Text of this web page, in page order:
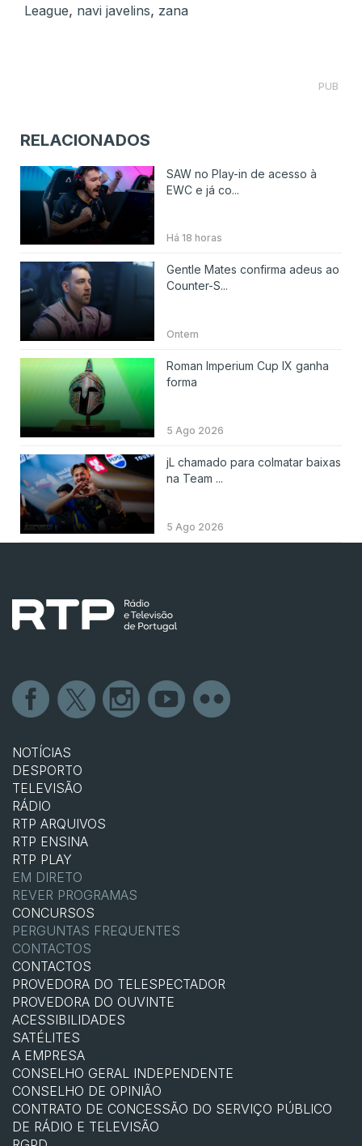
League, navi javelins, zana
PUB
RELACIONADOS
SAW no Play-in de acesso à
EWC e já co...
Há 18 horas
Gentle Mates confirma adeus ao
Counter-S...
Ontem
Roman Imperium Cup IX ganha
forma
5 Ago 2026
jL chamado para colmatar baixas
na Team ...
5 Ago 2026
NOTÍCIAS
DESPORTO
TELEVISÃO
RÁDIO
RTP ARQUIVOS
RTP ENSINA
RTP PLAY
EM DIRETO
REVER PROGRAMAS
CONCURSOS
PERGUNTAS FREQUENTES
CONTACTOS
CONTACTOS
PROVEDORA DO TELESPECTADOR
PROVEDORA DO OUVINTE
ACESSIBILIDADES
SATÉLITES
A EMPRESA
CONSELHO GERAL INDEPENDENTE
CONSELHO DE OPINIÃO
CONTRATO DE CONCESSÃO DO SERVIÇO PÚBLICO
DE RÁDIO E TELEVISÃO